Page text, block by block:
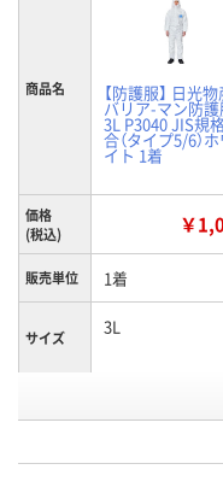
商品名 【防護服】 日光
バリア-マン防護
3L P3040 JIS規
合（タイプ5/6）
イト 1着
価格
(税込)
￥
販売単位 1着
サイズ 3L